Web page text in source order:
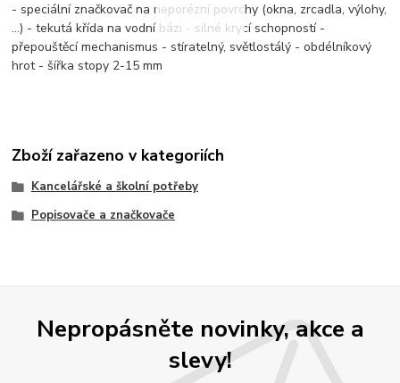
- speciální značkovač na neporézní povrchy (okna, zrcadla, výlohy,
…) - tekutá křída na vodní bázi - silné krycí schopností -
přepouštěcí mechanismus - stíratelný, světlostálý - obdélníkový
hrot - šířka stopy 2-15 mm
Zboží zařazeno v kategoriích
Kancelářské a školní potřeby
Popisovače a značkovače
Nepropásněte novinky, akce a
slevy!